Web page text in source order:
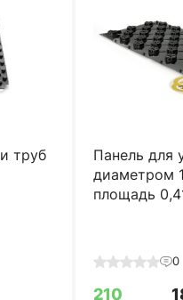
труб
Панель для
диаметром
площадь
0
210